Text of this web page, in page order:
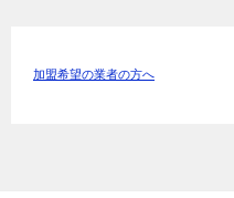
加盟希望の業者の方へ